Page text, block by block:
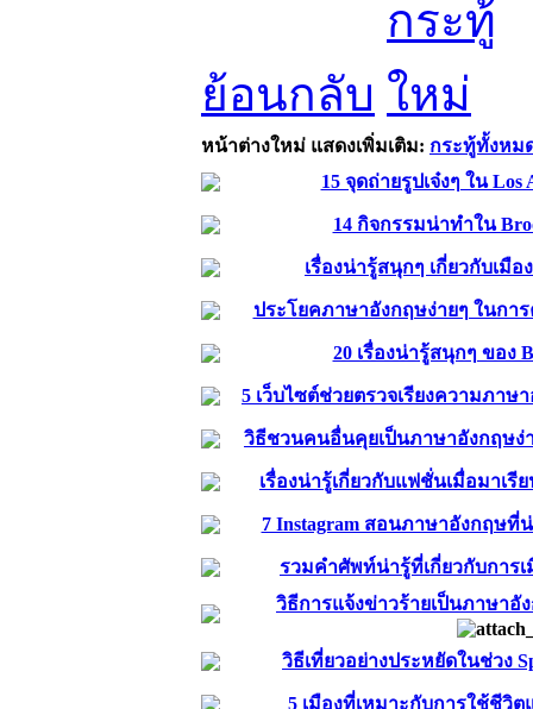
ย้อนกลับ
หน้าต่างใหม่ แสดงเพิ่มเติม: กระทู้ทั้งหม
15 จุดถ่ายรูปเจ๋งๆ ใน Los
14 กิจกรรมน่าทำใน
เรื่องน่ารู้สนุกๆ เกี่ยวกับเมือ
ประโยคภาษาอังกฤษง่ายๆ ในกา
20 เรื่องน่ารู้สนุกๆ ของ
5 เว็บไซต์ช่วยตรวจเรียงความภาษ
วิธีชวนคนอื่นคุยเป็นภาษาอังกฤษง่
เรื่องน่ารู้เกี่ยวกับแฟชั่นเมื่อมาเรี
7 Instagram สอนภาษาอังกฤษที่
รวมคำศัพท์น่ารู้ที่เกี่ยวกับการ
วิธีการแจ้งข่าวร้ายเป็นภาษา
วิธีเที่ยวอย่างประหยัดในช่วง
5 เมืองที่เหมาะกับการใช้ชีวิ